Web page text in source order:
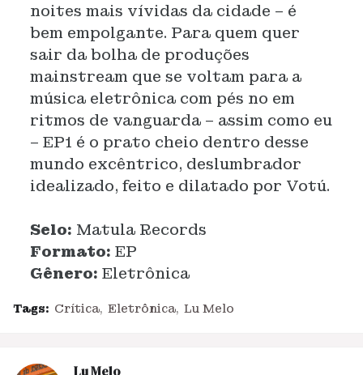
noites mais vívidas da cidade – é
bem empolgante. Para quem quer
sair da bolha de produções
mainstream que se voltam para a
música eletrônica com pés no em
ritmos de vanguarda – assim como eu
– EP1 é o prato cheio dentro desse
mundo excêntrico, deslumbrador
idealizado, feito e dilatado por Votú.
Selo: Matula Records
Formato: EP
Gênero: Eletrônica
Tags: Crítica Eletrônica Lu Melo
Lu Melo